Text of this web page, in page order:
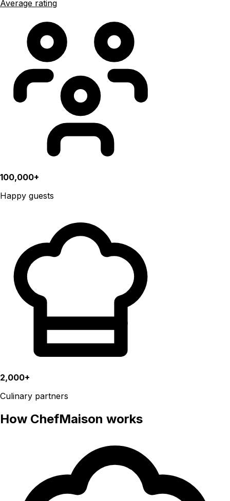
Average rating
100,000+
Happy guests
2,000+
Culinary partners
How ChefMaison works